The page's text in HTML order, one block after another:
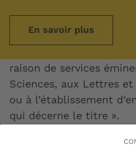
En savoir plus
1918. Il s’agit, avec ce
raison de services
Sciences, aux Lettres
ou à l’établissement
qui décerne le titre ».